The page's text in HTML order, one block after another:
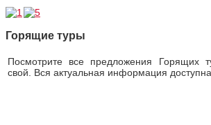
Горящие туры
Посмотрите все предложения Горящих
свой. Вся актуальная информация доступна